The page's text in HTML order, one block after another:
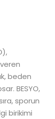
beden
BESYO,
sporun
birikimi